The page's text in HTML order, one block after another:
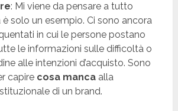
: Mi viene da pensare a tutto
è solo un esempio. Ci sono ancora
in cui le persone postano
le informazioni sulle difficoltà o
alle intenzioni d’acquisto. Sono
capire cosa manca alla
di un brand.